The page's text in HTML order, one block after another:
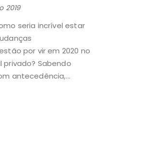
2019
seria incrível estar
por vir em 2020 no
Sabendo
antecedência,...